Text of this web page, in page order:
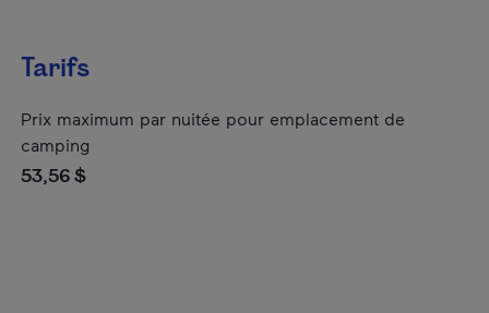
Tarifs
Prix maximum par nuitée pour emplacement de
camping
53,56 $